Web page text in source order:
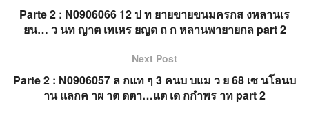
Parte 2 : N0906066 12 ป ท ยายขายขนมครกส งหลานเร
ยน… ว นท ญาต เทเหร ยญด ถ ก หลานพายายกล part 2
Next Post
Parte 2 : N0906057 ล กแท ๆ 3 คนบ บแม ว ย 68 เซ นโอนบ
าน แลกค าผ าต ดตา…แต เด กกำพร าท part 2